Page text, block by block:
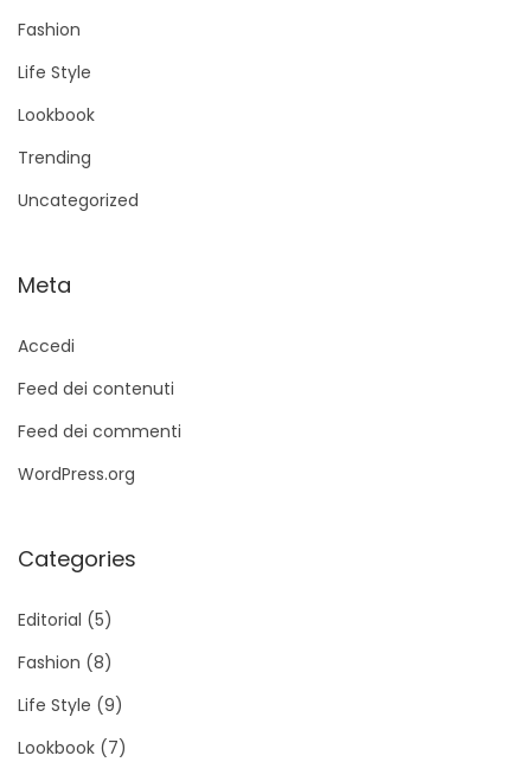
Fashion
Life Style
Lookbook
Trending
Uncategorized
Meta
Accedi
Feed dei contenuti
Feed dei commenti
WordPress.org
Categories
Editorial (5)
Fashion (8)
Life Style (9)
Lookbook (7)